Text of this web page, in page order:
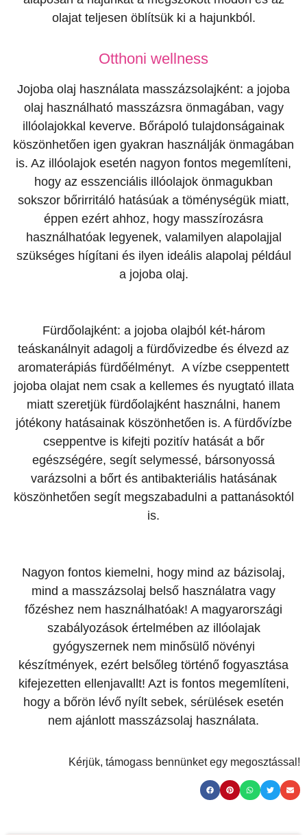
olajat teljesen öblítsük ki a hajunkból.
Otthoni wellness
Jojoba olaj használata masszázsolajként: a jojoba
olaj használható masszázsra önmagában, vagy
illóolajokkal keverve. Bőrápoló tulajdonságainak
köszönhetően igen gyakran használják önmagában
is. Az illóolajok esetén nagyon fontos megemlíteni,
hogy az esszenciális illóolajok önmagukban
sokszor bőrirritáló hatásúak a töménységük miatt,
éppen ezért ahhoz, hogy masszírozásra
használhatóak legyenek, valamilyen alapolajjal
szükséges hígítani és ilyen ideális alapolaj például
a jojoba olaj.
Fürdőolajként: a jojoba olajból két-három
teáskanálnyit adagolj a fürdővizedbe és élvezd az
aromaterápiás fürdőélményt. A vízbe cseppentett
jojoba olajat nem csak a kellemes és nyugtató illata
miatt szeretjük fürdőolajként használni, hanem
jótékony hatásainak köszönhetően is. A fürdővízbe
cseppentve is kifejti pozitív hatását a bőr
egészségére, segít selymessé, bársonyossá
varázsolni a bőrt és antibakteriális hatásának
köszönhetően segít megszabadulni a pattanásoktól
is.
Nagyon fontos kiemelni, hogy mind az bázisolaj,
mind a masszázsolaj belső használatra vagy
főzéshez nem használhatóak! A magyarországi
szabályozások értelmében az illóolajak
gyógyszernek nem minősülő növényi
készítmények, ezért belsőleg történő fogyasztása
kifejezetten ellenjavallt! Azt is fontos megemlíteni,
hogy a bőrön lévő nyílt sebek, sérülések esetén
nem ajánlott masszázsolaj használata.
Kérjük, támogass bennünket egy megosztással!